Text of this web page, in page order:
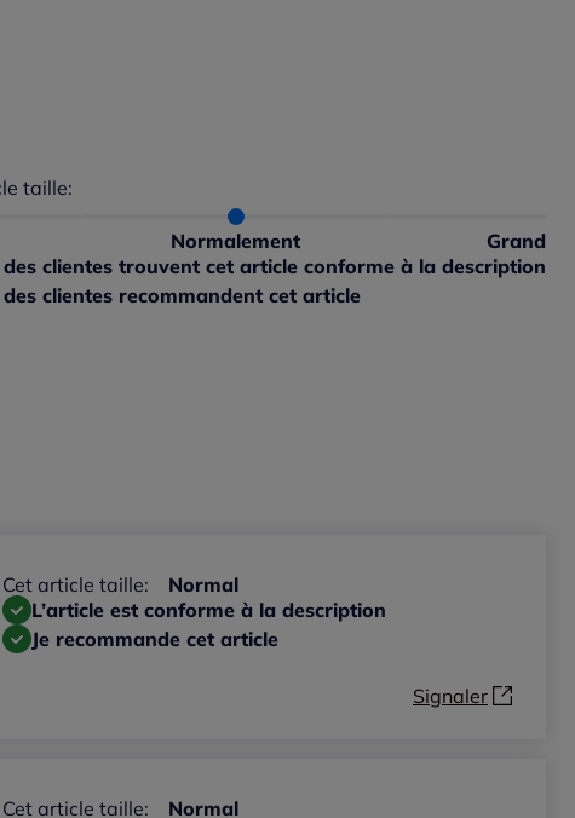
:
taille:
Normalement Grand
du taillant selon les avis clients
grand : 0%
clientes trouvent cet article conforme à la description
clientes recommandent cet article
Cet article taille:
Normal
L’article est conforme à la description
Je recommande cet article
Signaler
Cet article taille: Normal